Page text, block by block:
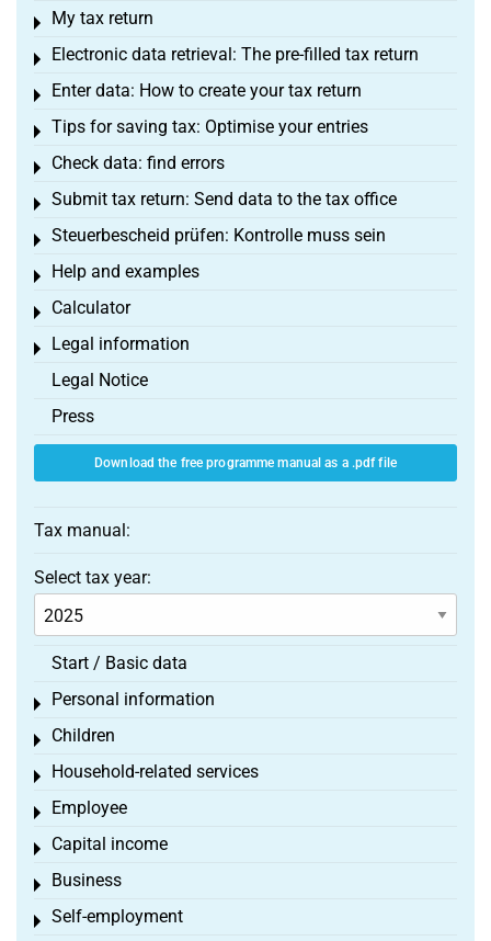
My tax return
Toggle menu
Electronic data retrieval: The pre-filled tax return
Toggle menu
Enter data: How to create your tax return
Toggle menu
Tips for saving tax: Optimise your entries
Toggle menu
Check data: find errors
Toggle menu
Submit tax return: Send data to the tax office
Toggle menu
Steuerbescheid prüfen: Kontrolle muss sein
Toggle menu
Help and examples
Toggle menu
Calculator
Toggle menu
Legal information
Toggle menu
Legal Notice
Press
Download the free programme manual as a .pdf file
Tax manual:
Select tax year:
Start / Basic data
Personal information
Toggle menu
Children
Toggle menu
Household-related services
Toggle menu
Employee
Toggle menu
Capital income
Toggle menu
Business
Toggle menu
Self-employment
Toggle menu